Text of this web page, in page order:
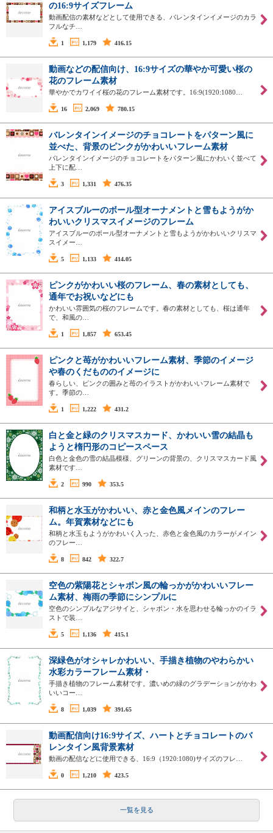
の16:9サイズフレーム
動画配信の素材などとして使用できる、バレンタインイメージのカラ
フルなチ…
1 1,179 416.15
動画などの配信向け、16:9サイズの華やか可愛い桜の
花のフレーム素材
華やかでカワイイ桜の花のフレーム素材です。16:9(1920:1080…
16 2,069 780.15
バレンタインイメージのチョコレートをパターン風に
並べた、背景のピンクがかわいいフレーム素材
バレンタインイメージのチョコレートをパターン風にかわいく並べて
上下に配…
3 1,331 476.35
アイスブルーのボール型オーナメントと雪もようがか
わいいクリスマスイメージのフレーム
アイスブルーのボール型オーナメントと雪もようがかわいいクリスマ
スイメー…
5 1,133 414.05
ピンクがかわいい桜のフレーム、春の素材としても、
通年でお祝いなどにも
かわいい雰囲気の桜のフレームです。春の素材としても、桜は通年
で、和風の…
1 1,857 653.45
ピンクと苺がかわいいフレーム素材、季節のイメージ
や春のくだもののイメージに
春らしい、ピンクの囲みと苺のイラストがかわいいフレーム素材で
す。季節の…
1 1,222 431.2
白と金と緑のクリスマスカード、かわいい雪の結晶も
ようと楕円形のコピースペース
白色と金色の雪の結晶模様、グリーンの背景の、クリスマスカード風
素材です…
2 990 353.5
和柄と水玉がかわいい、赤と金色風メインのフレー
ム。年賀素材などにも
和柄と水玉もようがかわいく入った、赤色と金色風のカラーがメイン
のフレー…
8 842 322.7
空色の紫陽花とシャボン風の輪っかがかわいいフレー
ム素材、梅雨の季節にシンプルに
空色のシンプルなアジサイと、シャボン・水を思わせる輪っかのイラ
ストで装…
5 1,136 415.1
深緑色がオシャレかわいい、手描き植物のやわらかい
水彩カラーフレーム素材・
手描き植物のフレーム素材です。濃いめの緑のグラデーションがかわ
いいコー…
8 1,039 391.65
動画配信向け16:9サイズ、ハートとチョコレートのバ
レンタイン風背景素材
動画の配信などに使用できる、16:9（1920:1080)サイズのフレ…
0 1,210 423.5
一覧を見る